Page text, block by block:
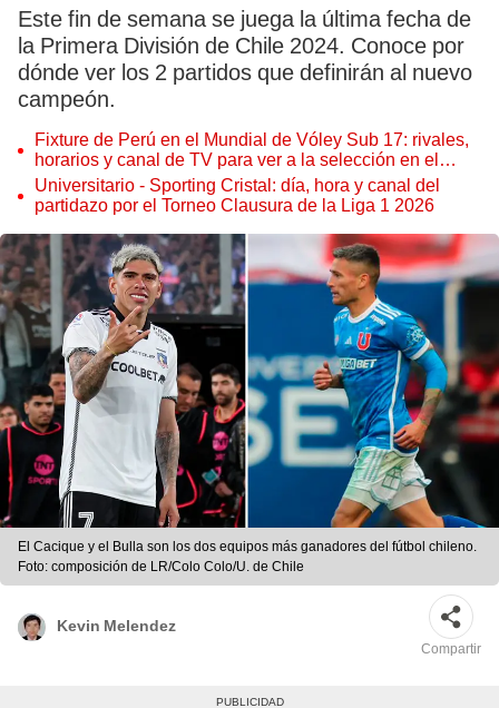
Este fin de semana se juega la última fecha de
la Primera División de Chile 2024. Conoce por
dónde ver los 2 partidos que definirán al nuevo
campeón.
Fixture de Perú en el Mundial de Vóley Sub 17: rivales,
horarios y canal de TV para ver a la selección en el
torneo
Universitario - Sporting Cristal: día, hora y canal del
partidazo por el Torneo Clausura de la Liga 1 2026
El Cacique y el Bulla son los dos equipos más ganadores del fútbol chileno.
Foto: composición de LR/Colo Colo/U. de Chile
Kevin Melendez
Compartir